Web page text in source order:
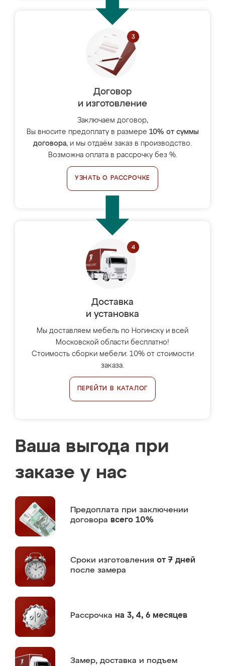
Договор
и изготовление
Заключаем договор,
Вы вносите предоплату в размере 10% от суммы
договора, и мы отдаём заказ в производство.
Возможна оплата в рассрочку без %.
УЗНАТЬ О РАССРОЧКЕ
Доставка
и установка
Мы доставляем мебель по Ногинску и всей
Московской области бесплатно!
Стоимость сборки мебели: 10% от стоимости
заказа.
ПЕРЕЙТИ В КАТАЛОГ
Ваша выгода при
заказе у нас
Предоплата при заключении
договора всего 10%
Сроки изготовления от 7 дней
после замера
Рассрочка на 3, 4, 6 месяцев
Замер, доставка и подъем